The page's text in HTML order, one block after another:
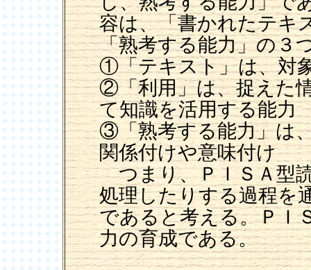
容は、「書かれたテキ
「熟考する能力」の３
①「テキスト」は、対
②「利用」は、捉えた
て知識を活用する能力
③「熟考する能力」は
関係付けや意味付け
つまり、ＰＩＳＡ型
処理したりする過程を
であると考える。ＰＩ
力の育成である。